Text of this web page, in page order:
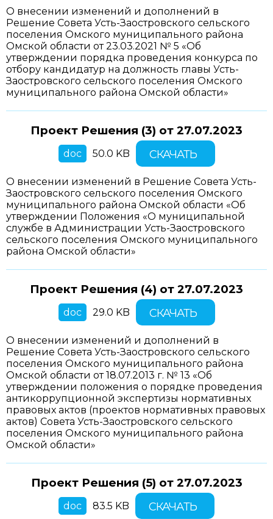
О внесении изменений и дополнений в
Решение Совета Усть-Заостровского сельского
поселения Омского муниципального района
Омской области от 23.03.2021 № 5 «Об
утверждении порядка проведения конкурса по
отбору кандидатур на должность главы Усть-
Заостровского сельского поселения Омского
муниципального района Омской области»
Проект Решения (3) от 27.07.2023
doc 50.0 KB СКАЧАТЬ
О внесении изменений в Решение Совета Усть-
Заостровского сельского поселения Омского
муниципального района Омской области «Об
утверждении Положения «О муниципальной
службе в Администрации Усть-Заостровского
сельского поселения Омского муниципального
района Омской области»
Проект Решения (4) от 27.07.2023
doc 29.0 KB СКАЧАТЬ
О внесении изменений и дополнений в
Решение Совета Усть-Заостровского сельского
поселения Омского муниципального района
Омской области от 18.07.2013 г. № 13 «Об
утверждении положения о порядке проведения
антикоррупционной экспертизы нормативных
правовых актов (проектов нормативных правовых
актов) Совета Усть-Заостровского сельского
поселения Омского муниципального района
Омской области»
Проект Решения (5) от 27.07.2023
doc 83.5 KB СКАЧАТЬ